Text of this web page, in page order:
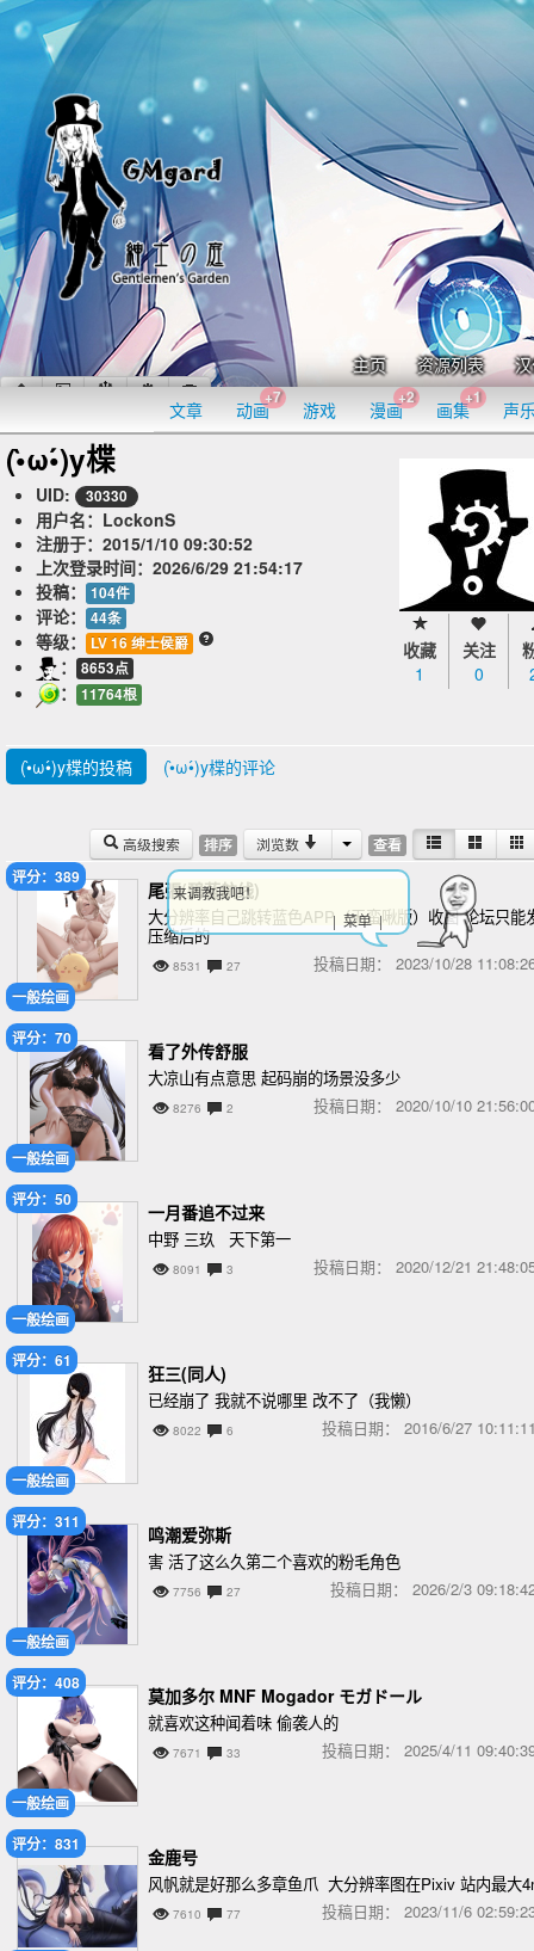
主页 资源列表
文章 动画
+7
游戏 漫画
+2
画集
+1
声
收藏
1
关注
0
(•̀ω•́)y楪
UID: 30330
用户名：LockonS
注册于： 2015/1/10 09:30:52
上次登录时间： 2026/6/29 21:54:17
投稿：
104件
评论： 44条
等级： LV 16 绅士侯爵
： 8653点
： 11764根
(•̀ω•́)y楪的投稿 (•̀ω•́)y楪的评论
高级搜索 排序 浏览数 查看
一般绘画
评分：389
尾張(碧蓝航线)
大分辨率自己跳转蓝色APP（无蛮啾版）收图 论坛只能
压缩后的
8531 27 投稿日期： 2023/10/28
一般绘画
评分：70
看了外传舒服
大凉山有点意思 起码崩的场景没多少
8276 2 投稿日期： 2020/10/10
一般绘画
评分：50
一月番追不过来
中野 三玖 天下第一
8091 3 投稿日期： 2020/12/21
一般绘画
评分：61
狂三(同人)
已经崩了 我就不说哪里 改不了（我懒）
8022 6 投稿日期： 2016/6/27
一般绘画
评分：311
鸣潮爱弥斯
害 活了这么久第二个喜欢的粉毛角色
7756 27 投稿日期： 2026/2/3
一般绘画
评分：408
莫加多尔 MNF Mogador モガドール
就喜欢这种闻着味 偷袭人的
7671 33 投稿日期： 2025/4/11
评分：831
金鹿号
风帆就是好那么多章鱼爪 大分辨率图在Pixiv 站内最大
7610 77 投稿日期： 2023/11/6
来调教我吧！
| 菜单 |